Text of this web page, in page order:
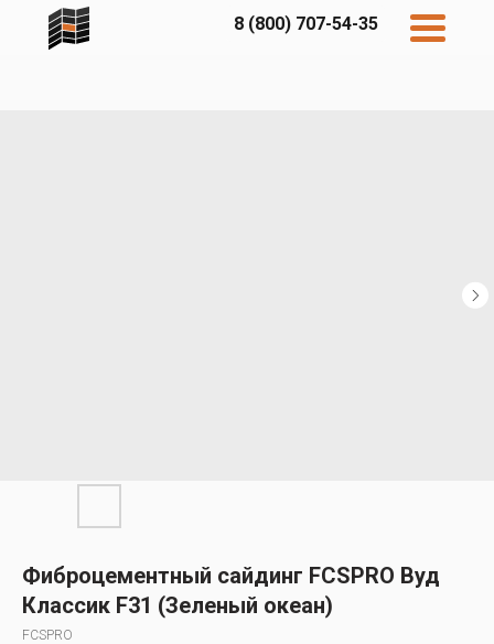
8 (800) 707-54-35
Фиброцементный сайдинг FCSPRO Вуд
Классик F31 (Зеленый океан)
FCSPRO